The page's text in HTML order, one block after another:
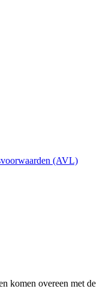
(AVL)
komen overeen met de